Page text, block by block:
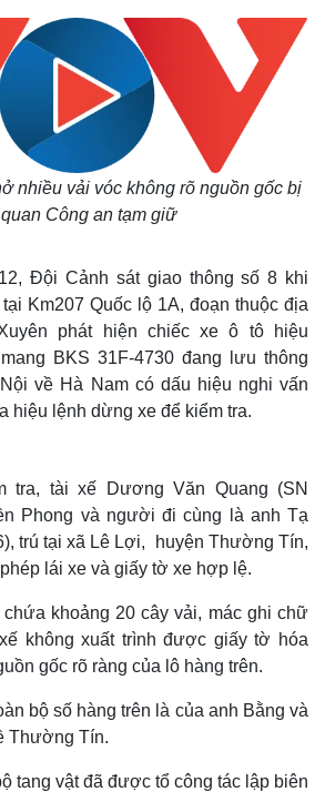
nhiều vải vóc không rõ nguồn gốc bị
Công an tạm giữ
Đội Cảnh sát giao thông số 8 khi
Km207 Quốc lộ 1A, đoạn thuộc địa
phát hiện chiếc xe ô tô hiệu
BKS 31F-4730 đang lưu thông
về Hà Nam có dấu hiệu nghi vấn
hiệu lệnh dừng xe để kiểm tra.
tra, tài xế Dương Văn Quang (SN
Phong và người đi cùng là anh Tạ
trú tại xã Lê Lợi, huyện Thường Tín,
lái xe và giấy tờ xe hợp lệ.
chứa khoảng 20 cây vải, mác ghi chữ
không xuất trình được giấy tờ hóa
gốc rõ ràng của lô hàng trên.
bộ số hàng trên là của anh Bằng và
Thường Tín.
tang vật đã được tổ công tác lập biên